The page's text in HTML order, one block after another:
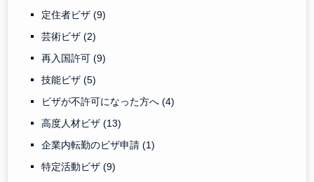
定住者ビザ(9)
芸術ビザ(2)
再入国許可(9)
技能ビザ(5)
ビザが不許可になった方へ(4)
高度人材ビザ(13)
企業内転勤のビザ申請(1)
特定活動ビザ(9)